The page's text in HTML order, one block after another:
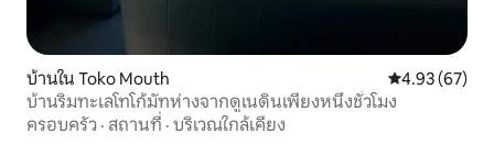
บ้านใน Toko Mouth คะแนนเฉลี่ย
4.93 (67)
บ้านริมทะเลโทโก้มัทห่างจากดูเนดินเพียงหนึ่งชั่วโมง
ครอบครัว · สถานที่ · บริเวณใกล้เคียง